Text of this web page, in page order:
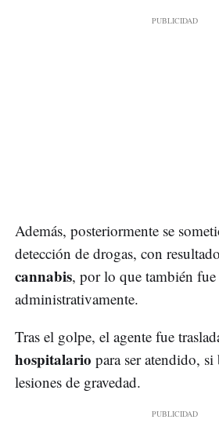
Además, posteriormente se
detección de drogas, con
cannabis, por lo que también
administrativamente.
Tras el golpe, el agente fue
hospitalario para ser atendido,
lesiones de gravedad.